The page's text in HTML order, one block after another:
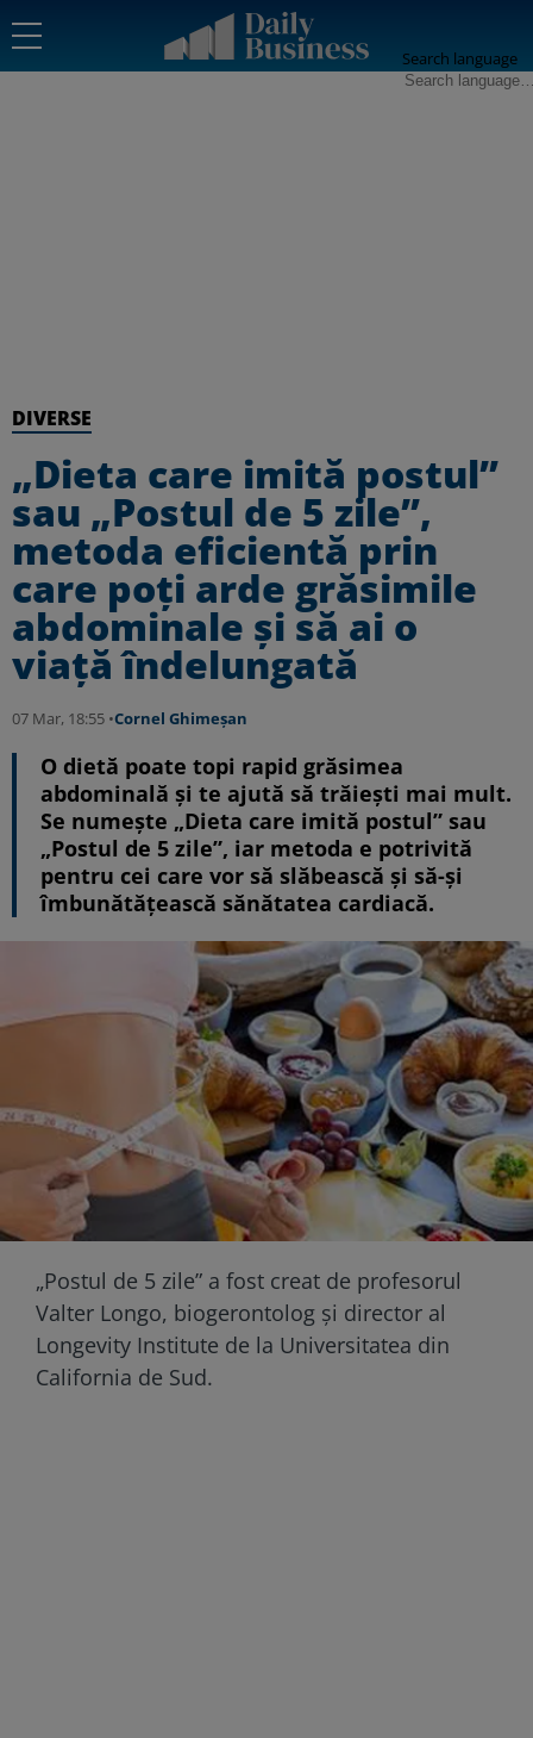
Search language
DIVERSE
„Dieta care imită postul”
sau „Postul de 5 zile”,
metoda eficientă prin
care poți arde grăsimile
abdominale și să ai o
viață îndelungată
07 Mar, 18:55 •Cornel Ghimeșan
O dietă poate topi rapid grăsimea
abdominală și te ajută să trăiești mai mult.
Se numește „Dieta care imită postul” sau
„Postul de 5 zile”, iar metoda e potrivită
pentru cei care vor să slăbească și să-și
îmbunătățească sănătatea cardiacă.
„Postul de 5 zile” a fost creat de profesorul
Valter Longo, biogerontolog și director al
Longevity Institute de la Universitatea din
California de Sud.